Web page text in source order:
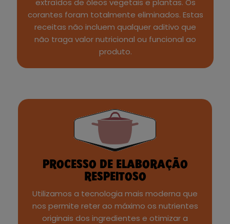
extraídos de óleos vegetais e plantas. Os
corantes foram totalmente eliminados. Estas
receitas não incluem qualquer aditivo que
não traga valor nutricional ou funcional ao
produto.
PROCESSO DE ELABORAÇÃO
RESPEITOSO
Utilizamos a tecnologia mais moderna que
nos permite reter ao máximo os nutrientes
originais dos ingredientes e otimizar a